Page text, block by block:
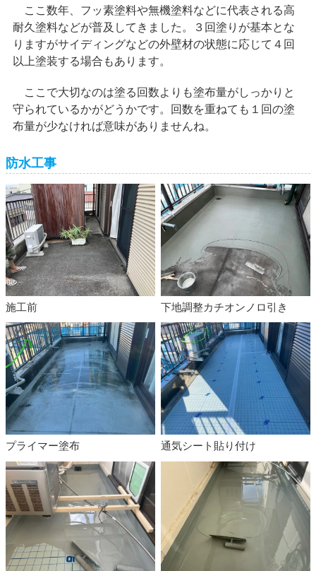
ここ数年、フッ素塗料や無機塗料などに代表される高
耐久塗料などが普及してきました。３回塗りが基本とな
りますがサイディングなどの外壁材の状態に応じて４回
以上塗装する場合もあります。
ここで大切なのは塗る回数よりも塗布量がしっかりと
守られているかがどうかです。回数を重ねても１回の塗
布量が少なければ意味がありませんね。
防水工事
施工前 下地調整カチオンノロ引き
プライマー塗布 通気シート貼り付け